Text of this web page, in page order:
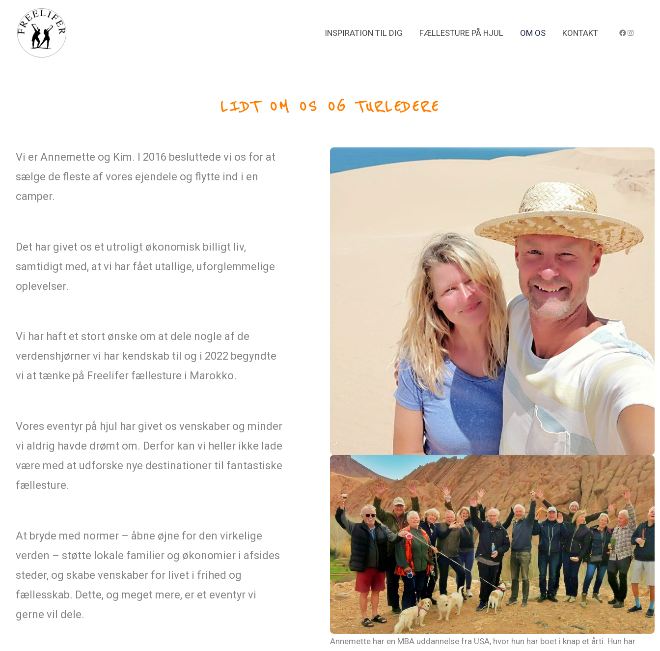
indholdet
INSPIRATION TIL DIG FÆLLESTURE PÅ HJUL OM OS KONTAKT
LIDT OM OS OG TURLEDERE
Vi er Annemette og Kim. I 2016 besluttede vi os for at
sælge de fleste af vores ejendele og flytte ind i en
camper.
Det har givet os et utroligt økonomisk billigt liv,
samtidigt med, at vi har fået utallige, uforglemmelige
oplevelser.
Vi har haft et stort ønske om at dele nogle af de
verdenshjørner vi har kendskab til og i 2022 begyndte
vi at tænke på Freelifer fællesture i Marokko.
Vores eventyr på hjul har givet os venskaber og minder
vi aldrig havde drømt om. Derfor kan vi heller ikke lade
være med at udforske nye destinationer til fantastiske
fællesture.
At bryde med normer – åbne øjne for den virkelige
verden – støtte lokale familier og økonomier i afsides
steder, og skabe venskaber for livet i frihed og
fællesskab. Dette, og meget mere, er et eventyr vi
gerne vil dele.
Annemette har en MBA uddannelse fra USA, hvor hun har boet i knap et årti. Hun har